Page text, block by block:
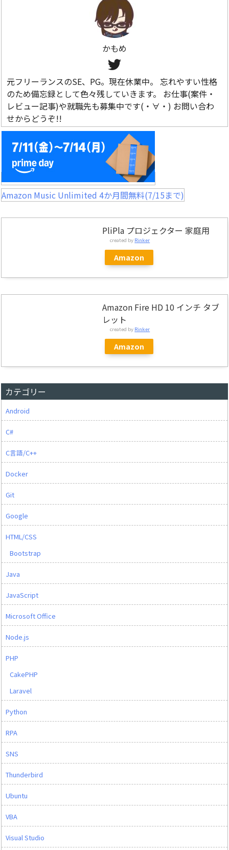
かもめ
元フリーランスのSE、PG。現在休業中。 忘れやすい性格
のため備忘録として色々残していきます。 お仕事(案件・
レビュー記事)や就職先も募集中です(・∀・) お問い合わ
せからどうぞ!!
Amazon Music Unlimited 4か月間無料(7/15まで)
PliPla プロジェクター 家庭用
created by Rinker
Amazon
Amazon Fire HD 10 インチ タブ
レット
created by Rinker
Amazon
カテゴリー
Android
C#
C言語/C++
Docker
Git
Google
HTML/CSS
Bootstrap
Java
JavaScript
Microsoft Office
Node.js
PHP
CakePHP
Laravel
Python
RPA
SNS
Thunderbird
Ubuntu
VBA
Visual Studio